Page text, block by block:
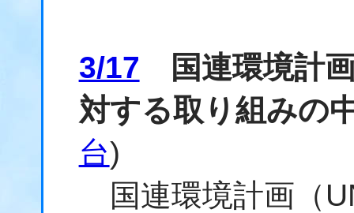
3/17 国連環境計
対する取り組みの
台)
国連環境計画（